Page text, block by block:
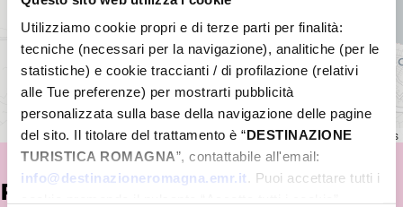
Utilizziamo cookie propri e di terze parti per finalità:
tecniche (necessari per la navigazione), analitiche (per le
statistiche) e cookie traccianti / di profilazione (relativi
alle Tue preferenze) per mostrarti pubblicità
personalizzata sulla base della navigazione delle pagine
del sito. Il titolare del trattamento è “DESTINAZIONE
TURISTICA ROMAGNA”, contattabile all'email:
info@destinazioneromagna.emr.it. Puoi accettare tutti i
Leaflet|©OpenStreetMapcontributors
POTREBBE INTERESSARTI